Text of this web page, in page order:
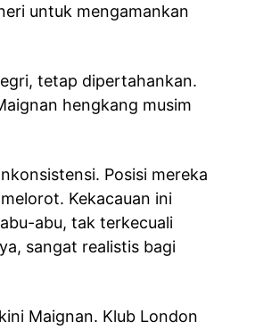
untuk mengamankan
tetap dipertahankan.
hengkang musim
Posisi mereka
Kekacauan ini
abu, tak terkecuali
sangat realistis bagi
Maignan. Klub London